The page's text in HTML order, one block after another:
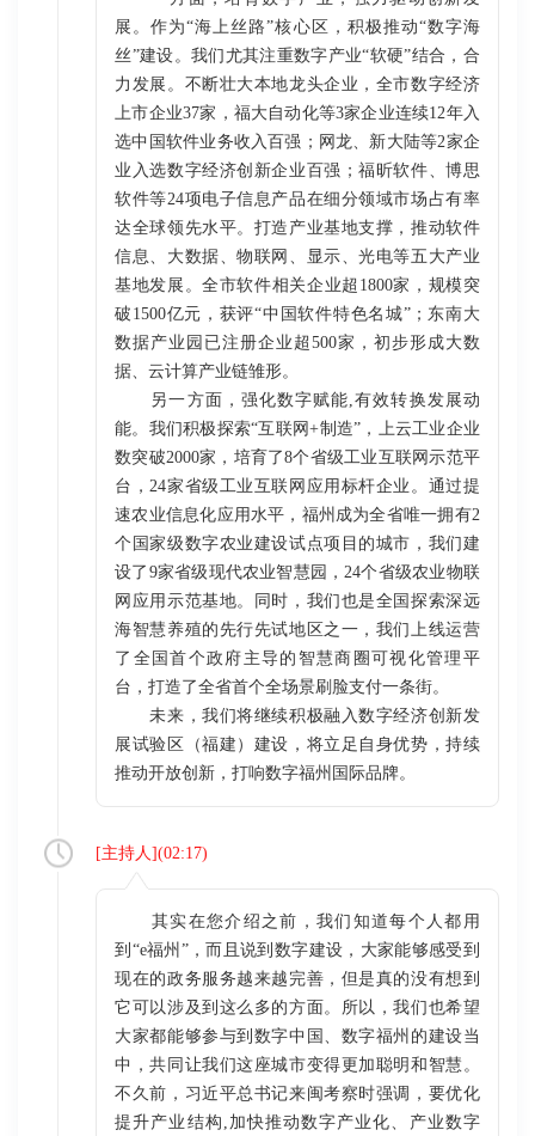
展。作为“海上丝路”核心区，积极推动“数字海
丝”建设。我们尤其注重数字产业“软硬”结合，合
力发展。不断壮大本地龙头企业，全市数字经济
上市企业37家，福大自动化等3家企业连续12年入
选中国软件业务收入百强；网龙、新大陆等2家企
业入选数字经济创新企业百强；福昕软件、博思
软件等24项电子信息产品在细分领域市场占有率
达全球领先水平。打造产业基地支撑，推动软件
信息、大数据、物联网、显示、光电等五大产业
基地发展。全市软件相关企业超1800家，规模突
破1500亿元，获评“中国软件特色名城”；东南大
数据产业园已注册企业超500家，初步形成大数
据、云计算产业链雏形。
另一方面，强化数字赋能,有效转换发展动
能。我们积极探索“互联网+制造”，上云工业企业
数突破2000家，培育了8个省级工业互联网示范平
台，24家省级工业互联网应用标杆企业。通过提
速农业信息化应用水平，福州成为全省唯一拥有2
个国家级数字农业建设试点项目的城市，我们建
设了9家省级现代农业智慧园，24个省级农业物联
网应用示范基地。同时，我们也是全国探索深远
海智慧养殖的先行先试地区之一，我们上线运营
了全国首个政府主导的智慧商圈可视化管理平
台，打造了全省首个全场景刷脸支付一条街。
未来，我们将继续积极融入数字经济创新发
展试验区（福建）建设，将立足自身优势，持续
推动开放创新，打响数字福州国际品牌。
[主持人](02:17)
其实在您介绍之前，我们知道每个人都用
到“e福州”，而且说到数字建设，大家能够感受到
现在的政务服务越来越完善，但是真的没有想到
它可以涉及到这么多的方面。所以，我们也希望
大家都能够参与到数字中国、数字福州的建设当
中，共同让我们这座城市变得更加聪明和智慧。
不久前，习近平总书记来闽考察时强调，要优化
提升产业结构,加快推动数字产业化、产业数字